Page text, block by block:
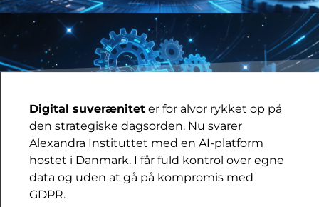
Digital suverænitet er for alvor rykket op på
den strategiske dagsorden. Nu svarer
Alexandra Instituttet med en AI-platform
hostet i Danmark. I får fuld kontrol over egne
data og uden at gå på kompromis med
GDPR.